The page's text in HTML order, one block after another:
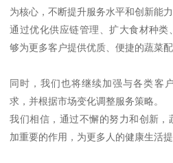
为核心，不断提升服务水平和创新能力
通过优化供应链管理、扩大食材种
够为更多客户提供优质、便捷的蔬菜配
同时，我们也将继续加强与各类客
求，并根据市场变化调整服务策略。
我们相信，通过不懈的努力和创新
加重要的作用，为更多人的健康生活提